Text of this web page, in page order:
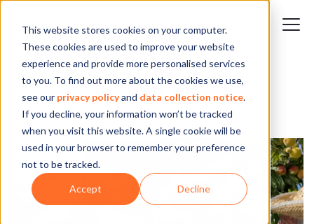
This website stores cookies on your computer.
These cookies are used to improve your website
experience and provide more personalised services
to you. To find out more about the cookies we use,
see our privacy policyand data collection notice.
If you decline, your information won’t be tracked
when you visit this website. A single cookie will be
used in your browser to remember your preference
not to be tracked.
Accept Decline
Nosso blog